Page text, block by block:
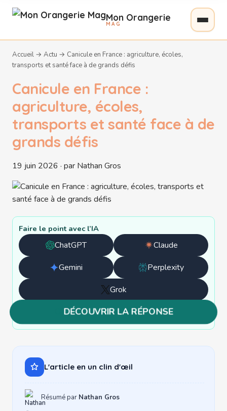
Mon Orangerie
MAG
Accueil → Actu → Canicule en France : agriculture, écoles,
transports et santé face à de grands défis
Canicule en France :
agriculture, écoles,
transports et santé face à de
grands défis
19 juin 2026 · par Nathan Gros
Faire le point avec l’IA
ChatGPT
Ouvrir
avec
Claude
Ouvrir
avec
Claude
Gemini
Ouvrir
Gemini
Perplexity
Ouvrir
Perplexity
Grok
Ouvrir
avec
DÉCOUVRIR LA RÉPONSE
L'article en un clin d'œil
Résumé par Nathan Gros